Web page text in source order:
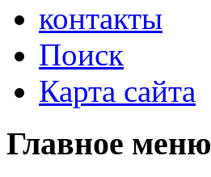
контакты
Поиск
Карта сайта
Главное меню